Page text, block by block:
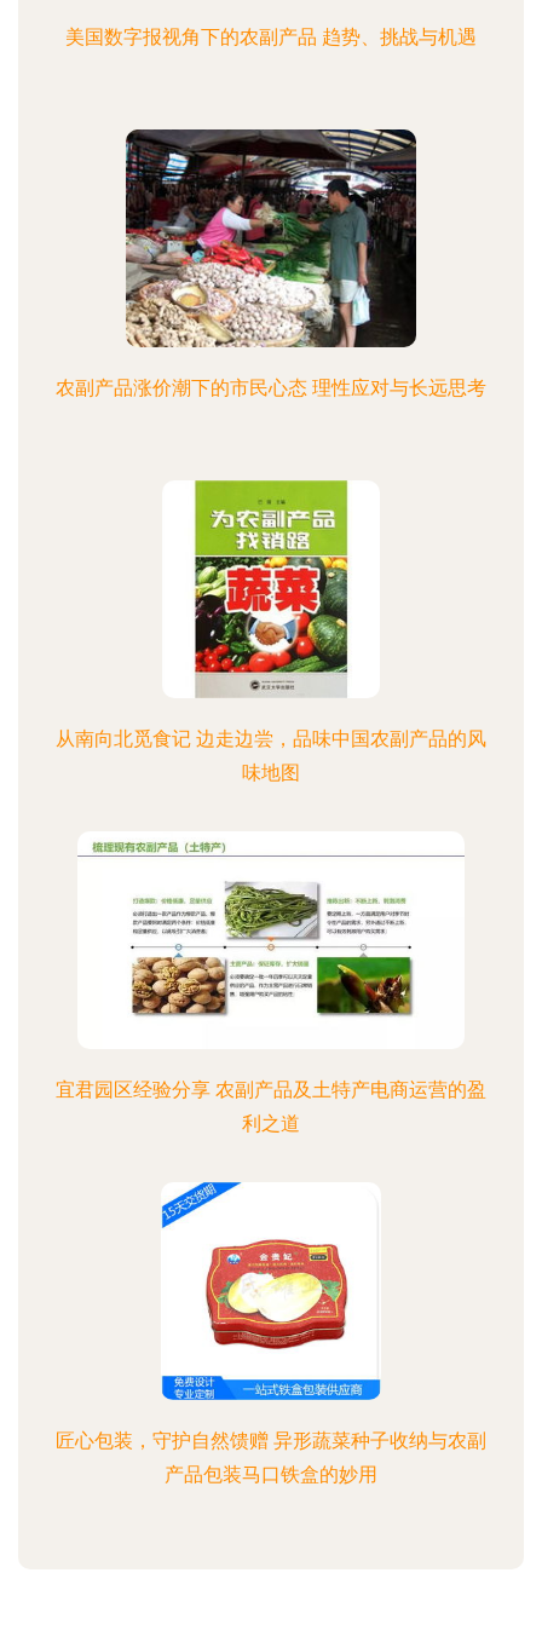
美国数字报视角下的农副产品 趋势、挑战与机遇
农副产品涨价潮下的市民心态 理性应对与长远思考
从南向北觅食记 边走边尝，品味中国农副产品的风
味地图
宜君园区经验分享 农副产品及土特产电商运营的盈
利之道
匠心包装，守护自然馈赠 异形蔬菜种子收纳与农副
产品包装马口铁盒的妙用